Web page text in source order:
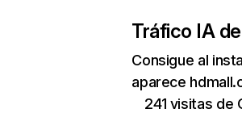
Tráfico IA de
Consigue al
aparece
241 visitas de